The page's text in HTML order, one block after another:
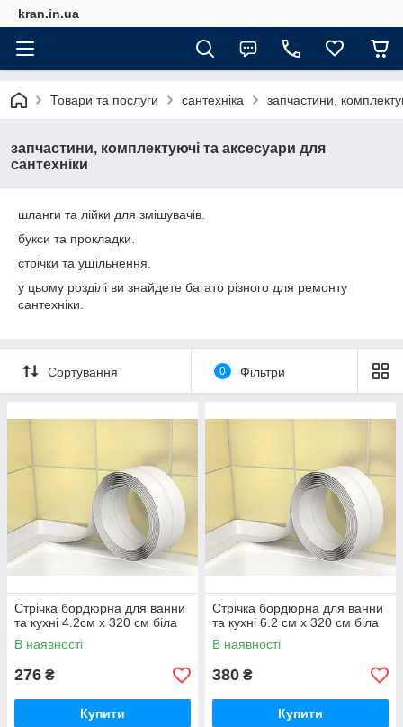
kran.in.ua
Товари та послуги сантехніка запчастини,
запчастини, комплектуючі та аксесуари для
сантехніки
шланги та лійки для змішувачів.
букси та прокладки.
стрічки та ущільнення.
у цьому розділі ви знайдете багато різного для ремонту
сантехніки.
Сортування 0 Фільтри
Стрічка бордюрна для ванни
та кухні 4.2см х 320 см біла
В наявності
276 ₴
Купити
Стрічка бордюрна для ванни
та кухні 6.2 см х 320 см біла
В наявності
380 ₴
Купити